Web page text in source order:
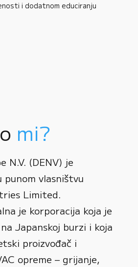
i dodatnom educiranju
mi?
N.V. (DENV) je
punom vlasništvu
Limited.
je korporacija koja je
Japanskoj burzi i koja
proizvođač i
opreme – grijanje,